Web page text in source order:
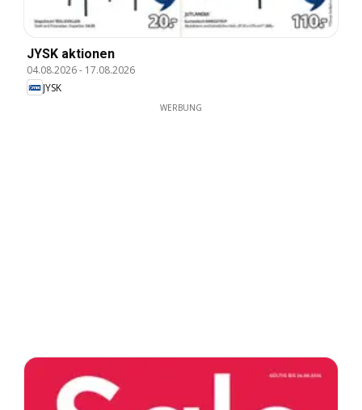
JYSK aktionen
04.08.2026- 17.08.2026
JYSK
WERBUNG